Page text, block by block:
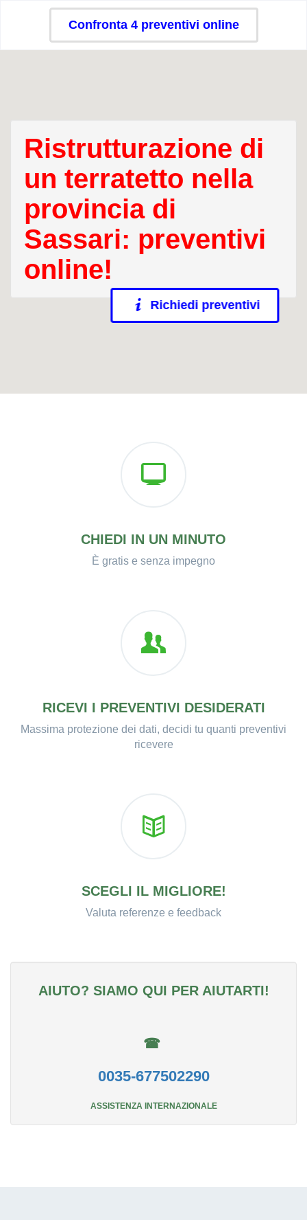
Confronta 4 preventivi online
Ristrutturazione di
un terratetto nella
provincia di
Sassari: preventivi
online!
Richiedi preventivi
CHIEDI IN UN MINUTO
È gratis e senza impegno
RICEVI I PREVENTIVI DESIDERATI
Massima protezione dei dati, decidi tu quanti preventivi
ricevere
SCEGLI IL MIGLIORE!
Valuta referenze e feedback
AIUTO? SIAMO QUI PER AIUTARTI!
☎
0035-677502290
ASSISTENZA INTERNAZIONALE